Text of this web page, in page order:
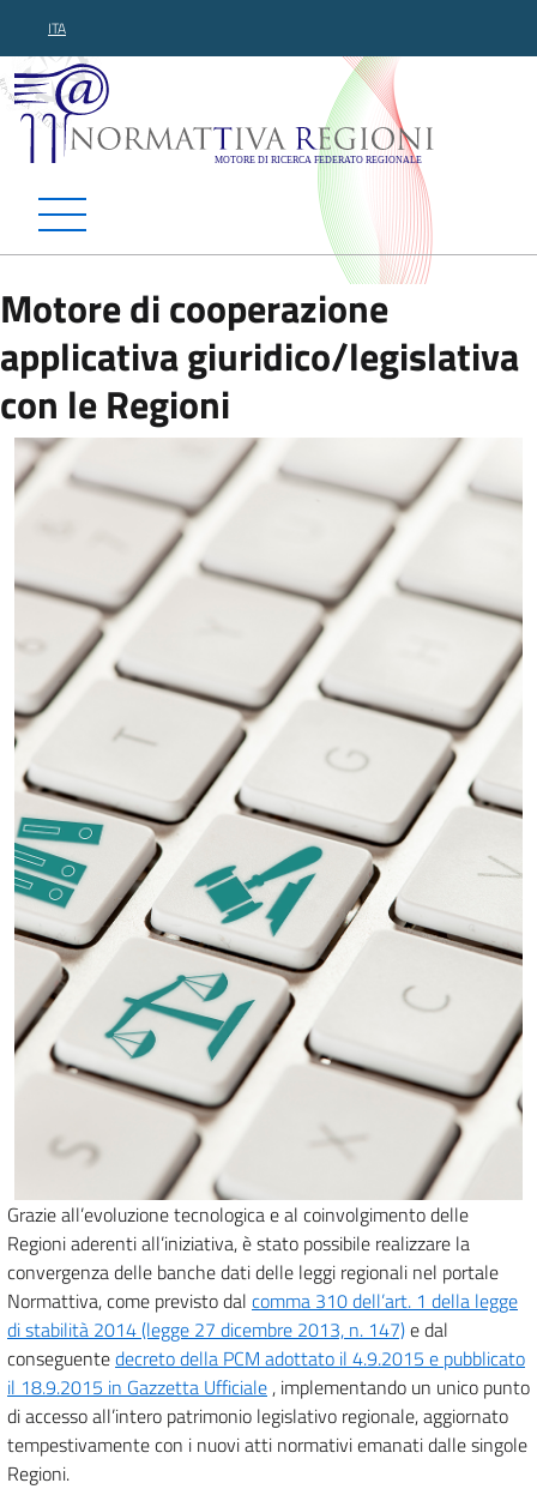
ITA
Normattiva Regioni -
Motore di cooperazione
applicativa giuridico/legislativa
con le Regioni
Grazie all’evoluzione tecnologica e al coinvolgimento delle
Regioni aderenti all’iniziativa, è stato possibile realizzare la
convergenza delle banche dati delle leggi regionali nel portale
Normattiva, come previsto dal comma 310 dell’art. 1 della legge
di stabilità 2014 (legge 27 dicembre 2013, n. 147)e dal
conseguentedecreto della PCM adottato il 4.9.2015 e pubblicato
il 18.9.2015 in Gazzetta Ufficiale , implementando un unico punto
di accesso all’intero patrimonio legislativo regionale, aggiornato
tempestivamente con i nuovi atti normativi emanati dalle singole
Regioni.